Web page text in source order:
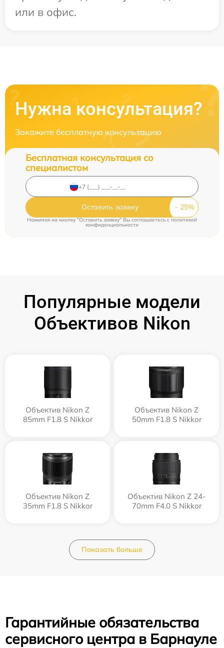
или в офис.
Нужна консультация?
Закажите бесплатную консультацию
Бесплатная консультация со
специалистом
Оставить заявку
Нажимая на кнопку "Оставить заявку" Вы соглашаетесь cполитикой
конфиденциальности
Популярные модели
Объективов Nikon
Объектив Nikon Z
85mm F1.8 S Nikkor
Объектив Nikon Z
50mm F1.8 S Nikkor
Объектив Nikon Z
35mm F1.8 S Nikkor
Объектив Nikon Z 24-
70mm F4.0 S Nikkor
Показать больше
Гарантийные обязательства
сервисного центра в Барнауле